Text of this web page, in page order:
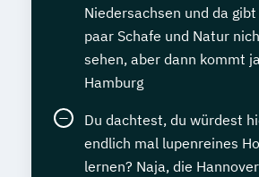
Niedersachsen und da
paar Schafe und Natur
sehen, aber dann kommt
Hamburg
Du dachtest, du würdest
endlich mal lupenreines
lernen? Naja, die